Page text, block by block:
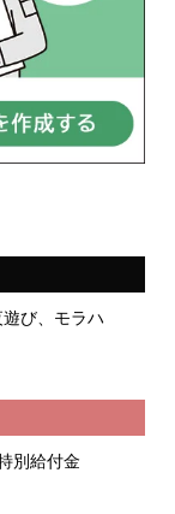
び、モラハ
別給付金